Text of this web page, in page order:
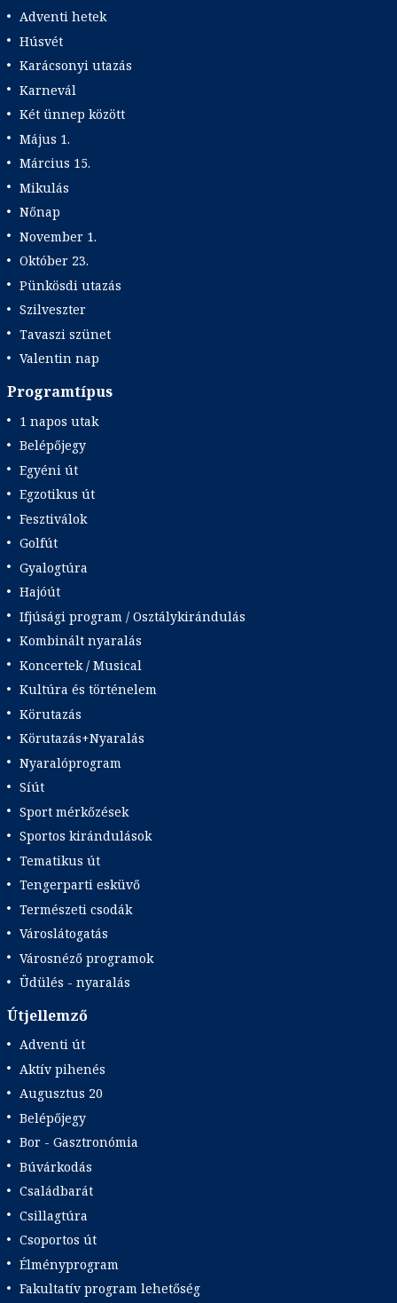
Adventi hetek
Húsvét
Karácsonyi utazás
Karnevál
Két ünnep között
Május 1.
Március 15.
Mikulás
Nőnap
November 1.
Október 23.
Pünkösdi utazás
Szilveszter
Tavaszi szünet
Valentin nap
Programtípus
1 napos utak
Belépőjegy
Egyéni út
Egzotikus út
Fesztiválok
Golfút
Gyalogtúra
Hajóút
Ifjúsági program / Osztálykirándulás
Kombinált nyaralás
Koncertek / Musical
Kultúra és történelem
Körutazás
Körutazás+Nyaralás
Nyaralóprogram
Síút
Sport mérkőzések
Sportos kirándulások
Tematikus út
Tengerparti esküvő
Természeti csodák
Városlátogatás
Városnéző programok
Üdülés - nyaralás
Útjellemző
Adventi út
Aktív pihenés
Augusztus 20
Belépőjegy
Bor - Gasztronómia
Búvárkodás
Családbarát
Csillagtúra
Csoportos út
Élményprogram
Fakultatív program lehetőség